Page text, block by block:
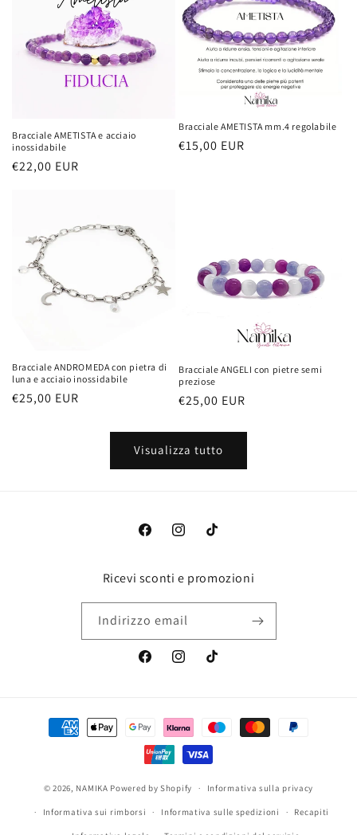
Bracciale AMETISTA e acciaio
inossidabile
Prezzo
€22,00 EUR
Bracciale AMETISTA mm.4 regolabile
Prezzo
€15,00 EUR
Bracciale ANDROMEDA con pietra di
luna e acciaio inossidabile
Prezzo
€25,00 EUR
Bracciale ANGELI con pietre semi
preziose
Prezzo
€25,00 EUR
Visualizza tutto
FacebookInstagramTikTok
Ricevi sconti e promozioni
Indirizzo email
FacebookInstagramTikTok
Metodi
© 2026, NAMIKA Powered by Shopify Informativa sulla privacy
Informativa sui rimborsi Informativa sulle spedizioni Recapiti